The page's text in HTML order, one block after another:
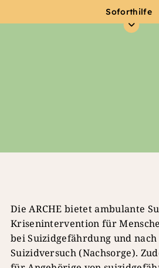
Soforthilfe
Die ARCHE bietet ambulante
Krisenintervention für
bei Suizidgefährdung und
Suizidversuch (Nachsorge).